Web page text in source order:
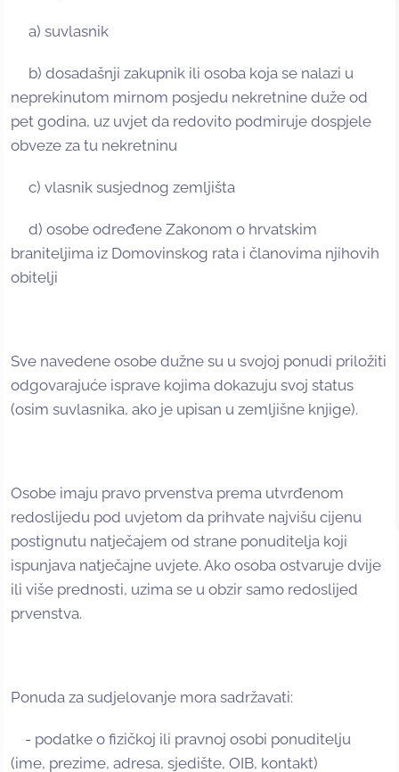
a) suvlasnik
b) dosadašnji zakupnik ili osoba koja se nalazi u
neprekinutom mirnom posjedu nekretnine duže od
pet godina, uz uvjet da redovito podmiruje dospjele
obveze za tu nekretninu
c) vlasnik susjednog zemljišta
d) osobe određene Zakonom o hrvatskim
braniteljima iz Domovinskog rata i članovima njihovih
obitelji
Sve navedene osobe dužne su u svojoj ponudi priložiti
odgovarajuće isprave kojima dokazuju svoj status
(osim suvlasnika, ako je upisan u zemljišne knjige).
Osobe imaju pravo prvenstva prema utvrđenom
redoslijedu pod uvjetom da prihvate najvišu cijenu
postignutu natječajem od strane ponuditelja koji
ispunjava natječajne uvjete. Ako osoba ostvaruje dvije
ili više prednosti, uzima se u obzir samo redoslijed
prvenstva.
Ponuda za sudjelovanje mora sadržavati:
- podatke o fizičkoj ili pravnoj osobi ponuditelju
(ime, prezime, adresa, sjedište, OIB, kontakt)